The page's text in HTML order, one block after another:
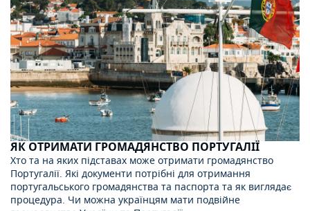
ЯК ОТРИМАТИ ГРОМАДЯНСТВО ПОРТУГАЛІЇ
Хто та на яких підставах може отримати громадянство
Португалії. Які документи потрібні для отримання
португальського громадянства та паспорта та як виглядає
процедура. Чи можна українцям мати подвійне